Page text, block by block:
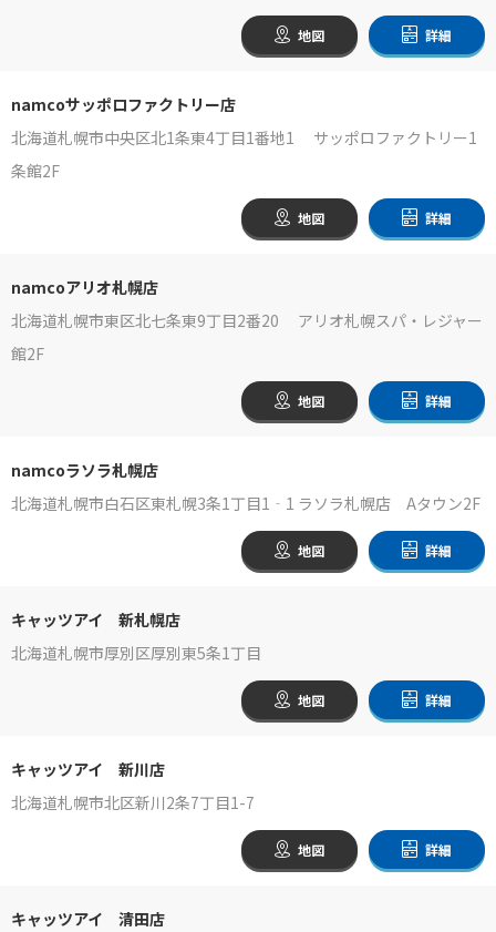
地図 詳細
namcoサッポロファクトリー店
北海道札幌市中央区北1条東4丁目1番地1 サッポロファクトリー1
条館2F
地図 詳細
namcoアリオ札幌店
北海道札幌市東区北七条東9丁目2番20 アリオ札幌スパ・レジャー
館2F
地図 詳細
namcoラソラ札幌店
北海道札幌市白石区東札幌3条1丁目1‐1 ラソラ札幌店 Aタウン2F
地図 詳細
キャッツアイ 新札幌店
北海道札幌市厚別区厚別東5条1丁目
地図 詳細
キャッツアイ 新川店
北海道札幌市北区新川2条7丁目1-7
地図 詳細
キャッツアイ 清田店